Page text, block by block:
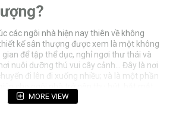
các ngôi nhà hiện nay thiên về không
kế sân thượng được xem là một không
để tập thể dục, nghỉ ngơi thư thái và
nuôi dưỡng thú vui cây cảnh… Đây là nơi
đi lên đi xuống nhiều; và là một phần
cho ngôi nhà trở nên thu hút, bắt mắt.
là làm cầu thang bằng inox vừa thể
vừa có độ bền cao.
MORE VIEW